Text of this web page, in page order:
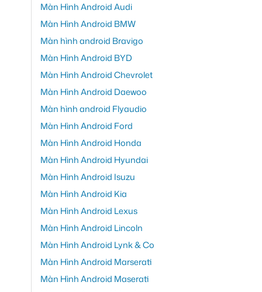
Màn Hình Android Audi
Màn Hình Android BMW
Màn hình android Bravigo
Màn Hình Android BYD
Màn Hình Android Chevrolet
Màn Hình Android Daewoo
Màn hình android Flyaudio
Màn Hình Android Ford
Màn Hình Android Honda
Màn Hình Android Hyundai
Màn Hình Android Isuzu
Màn Hình Android Kia
Màn Hình Android Lexus
Màn Hình Android Lincoln
Màn Hình Android Lynk & Co
Màn Hình Android Marserati
Màn Hình Android Maserati